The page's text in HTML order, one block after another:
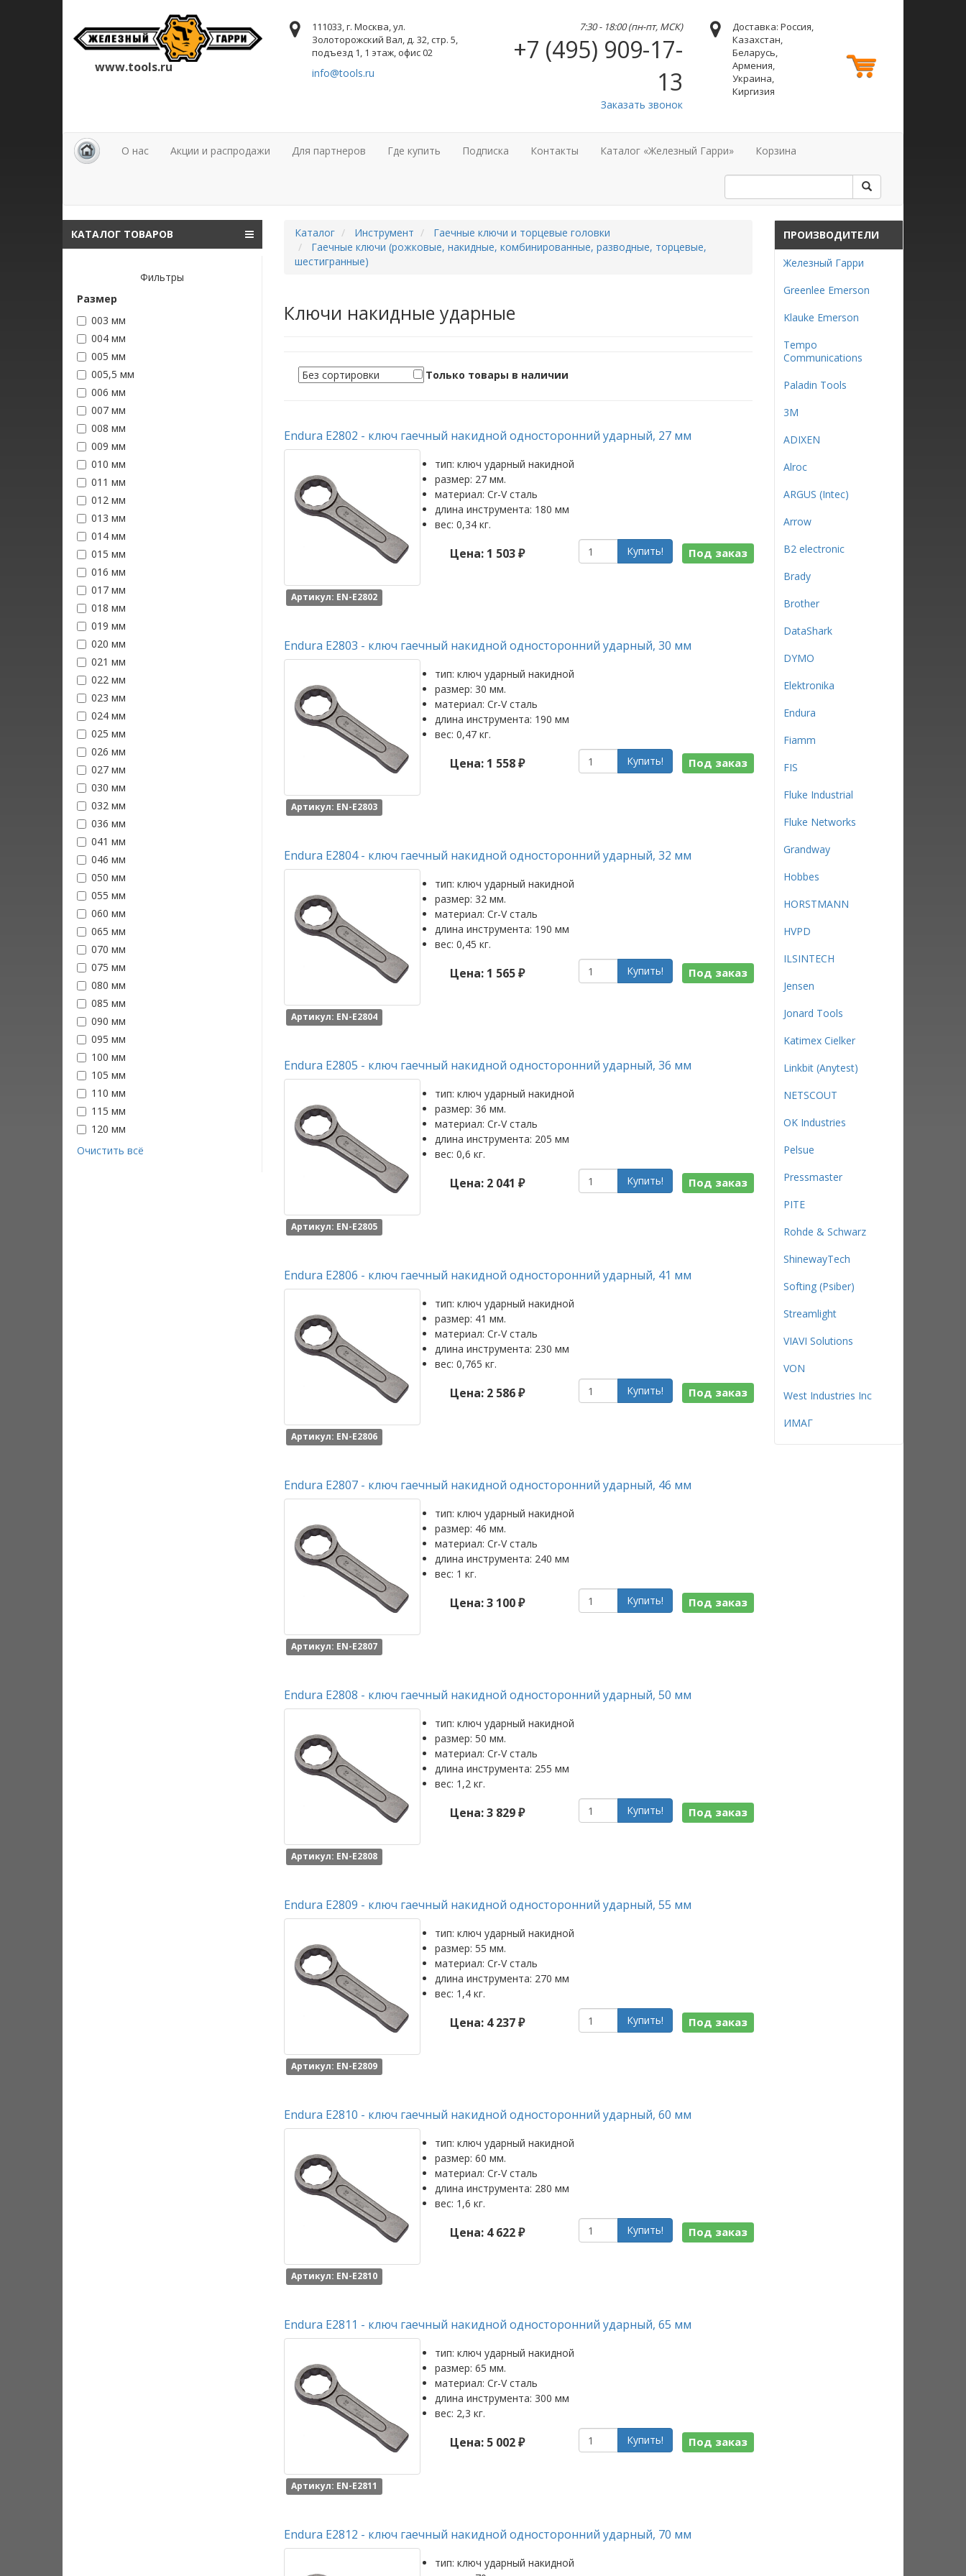
www.tools.ru
111033, г. Москва, ул.
Золоторожский Вал, д. 32, стр. 5,
подъезд 1, 1 этаж, офис 02
info@tools.ru
7:30 - 18:00 (пн-пт, МСК)
+7 (495) 909-17-
13
Заказать звонок
Доставка: Россия,
Казахстан,
Беларусь,
Армения,
Украина,
Киргизия
О нас Акции и распродажи Для партнеров Где купить Подписка Контакты Каталог «Железный Гарри» Корзина
КАТАЛОГ ТОВАРОВ
Фильтры
Размер
003 мм
004 мм
005 мм
005,5 мм
006 мм
007 мм
008 мм
009 мм
010 мм
011 мм
012 мм
013 мм
014 мм
015 мм
016 мм
017 мм
018 мм
019 мм
020 мм
021 мм
022 мм
023 мм
024 мм
025 мм
026 мм
027 мм
030 мм
032 мм
036 мм
041 мм
046 мм
050 мм
055 мм
060 мм
065 мм
070 мм
075 мм
080 мм
085 мм
090 мм
095 мм
100 мм
105 мм
110 мм
115 мм
120 мм
Очистить всё
Каталог Инструмент
Гаечные ключи и торцевые головки
Гаечные ключи (рожковые, накидные, комбинированные, разводные, торцевые,
шестигранные)
Ключи накидные ударные
Только товары в наличии
Endura E2802 - ключ гаечный накидной односторонний ударный, 27 мм
Артикул: EN-E2802
тип: ключ ударный накидной
размер: 27 мм.
материал: Cr-V сталь
длина инструмента: 180 мм
вес: 0,34 кг.
Цена: 1 503 ₽ Купить! Под заказ
Endura E2803 - ключ гаечный накидной односторонний ударный, 30 мм
Артикул: EN-E2803
тип: ключ ударный накидной
размер: 30 мм.
материал: Cr-V сталь
длина инструмента: 190 мм
вес: 0,47 кг.
Цена: 1 558 ₽ Купить! Под заказ
Endura E2804 - ключ гаечный накидной односторонний ударный, 32 мм
Артикул: EN-E2804
тип: ключ ударный накидной
размер: 32 мм.
материал: Cr-V сталь
длина инструмента: 190 мм
вес: 0,45 кг.
Цена: 1 565 ₽ Купить! Под заказ
Endura E2805 - ключ гаечный накидной односторонний ударный, 36 мм
Артикул: EN-E2805
тип: ключ ударный накидной
размер: 36 мм.
материал: Cr-V сталь
длина инструмента: 205 мм
вес: 0,6 кг.
Цена: 2 041 ₽ Купить! Под заказ
Endura E2806 - ключ гаечный накидной односторонний ударный, 41 мм
Артикул: EN-E2806
тип: ключ ударный накидной
размер: 41 мм.
материал: Cr-V сталь
длина инструмента: 230 мм
вес: 0,765 кг.
Цена: 2 586 ₽ Купить! Под заказ
Endura E2807 - ключ гаечный накидной односторонний ударный, 46 мм
Артикул: EN-E2807
тип: ключ ударный накидной
размер: 46 мм.
материал: Cr-V сталь
длина инструмента: 240 мм
вес: 1 кг.
Цена: 3 100 ₽ Купить! Под заказ
Endura E2808 - ключ гаечный накидной односторонний ударный, 50 мм
Артикул: EN-E2808
тип: ключ ударный накидной
размер: 50 мм.
материал: Cr-V сталь
длина инструмента: 255 мм
вес: 1,2 кг.
Цена: 3 829 ₽ Купить! Под заказ
Endura E2809 - ключ гаечный накидной односторонний ударный, 55 мм
Артикул: EN-E2809
тип: ключ ударный накидной
размер: 55 мм.
материал: Cr-V сталь
длина инструмента: 270 мм
вес: 1,4 кг.
Цена: 4 237 ₽ Купить! Под заказ
Endura E2810 - ключ гаечный накидной односторонний ударный, 60 мм
Артикул: EN-E2810
тип: ключ ударный накидной
размер: 60 мм.
материал: Cr-V сталь
длина инструмента: 280 мм
вес: 1,6 кг.
Цена: 4 622 ₽ Купить! Под заказ
Endura E2811 - ключ гаечный накидной односторонний ударный, 65 мм
Артикул: EN-E2811
тип: ключ ударный накидной
размер: 65 мм.
материал: Cr-V сталь
длина инструмента: 300 мм
вес: 2,3 кг.
Цена: 5 002 ₽ Купить! Под заказ
Endura E2812 - ключ гаечный накидной односторонний ударный, 70 мм
тип: ключ ударный накидной
ПРОИЗВОДИТЕЛИ
Железный Гарри
Greenlee Emerson
Klauke Emerson
Tempo
Communications
Paladin Tools
3М
ADIXEN
Alroc
ARGUS (Intec)
Arrow
B2 electronic
Brady
Brother
DataShark
DYMO
Elektronika
Endura
Fiamm
FIS
Fluke Industrial
Fluke Networks
Grandway
Hobbes
HORSTMANN
HVPD
ILSINTECH
Jensen
Jonard Tools
Katimex Cielker
Linkbit (Anytest)
NETSCOUT
OK Industries
Pelsue
Pressmaster
PITE
Rohde & Schwarz
ShinewayTech
Softing (Psiber)
Streamlight
VIAVI Solutions
VON
West Industries Inc
ИМАГ